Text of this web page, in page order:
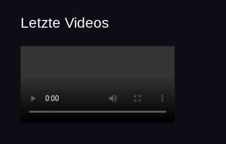
Letzte Videos